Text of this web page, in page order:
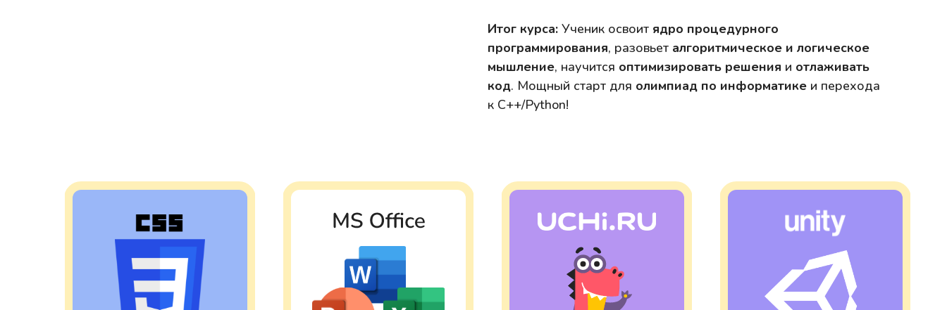
Итог курса: Ученик освоит ядро процедурного
программирования, разовьет алгоритмическое и логическое
мышление, научится оптимизировать решения и отлаживать
код. Мощный старт для олимпиад по информатике и перехода
к C++/Python!